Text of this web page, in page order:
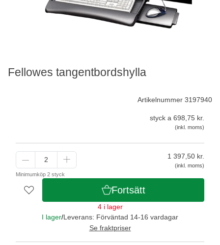
Artikelnummer 3197940
styck a 698,75 kr.
(inkl. moms)
Minimumköp 2 styck
1 397,50 kr.
(inkl. moms)
Fortsätt
4 i lager
I lager/Leverans: Förväntad 14-16 vardagar
Se fraktpriser
Fellowes tangentbordshylla